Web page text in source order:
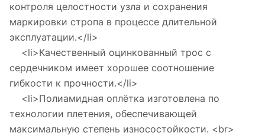
контроля целостности узла и сохранения
маркировки стропа в процессе длительной
эксплуатации.</li>
<li>Качественный оцинкованный трос с
сердечником имеет хорошее соотношение
гибкости к прочности.</li>
<li>Полиамидная оплётка изготовлена по
технологии плетения, обеспечивающей
максимальную степень износостойкости. <br>